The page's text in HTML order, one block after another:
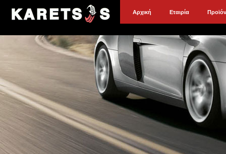
Αρχική Εταιρία